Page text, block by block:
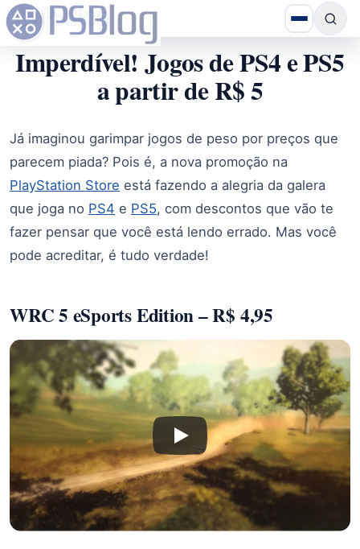
Imperdível! Jogos de PS4 e PS5
a partir de R$ 5
Já imaginou garimpar jogos de peso por preços que
parecem piada? Pois é, a nova promoção na
PlayStation Store está fazendo a alegria da galera
que joga no PS4 e PS5, com descontos que vão te
fazer pensar que você está lendo errado. Mas você
pode acreditar, é tudo verdade!
WRC 5 eSports Edition – R$ 4,95